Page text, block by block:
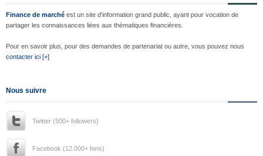
Finance de marché est un site d'information grand public, ayant pour vocation de
partager les connaissances liées aux thématiques financières.
Pour en savoir plus, pour des demandes de partenariat ou autre, vous pouvez nous
contacter ici [+]
Nous suivre
Twitter (500+ followers)
Facebook (12.000+ fans)